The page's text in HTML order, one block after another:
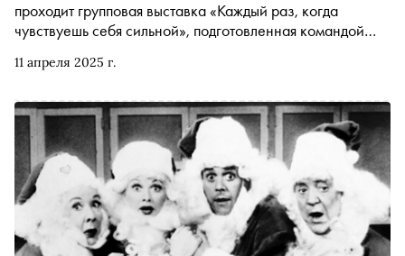
11 апреля 2025 г.
проходит групповая выставка «Каждый раз, когда
чувствуешь себя сильной», подготовленная командой
проекта лежит необычная игровая ситуация: художницы
изобразительной деятельности» и переосмыслили их,
обращаясь к теме женского самоощущения. Участницы
проекта Ваца, Вера Ширдина и Яна Серобабина
рассказали «Снобу» о своих работах и о том, как сила
рождается из самых разных состояний: рутины,
хрупкости, решимости